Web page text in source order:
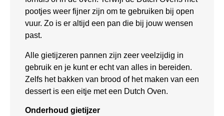
pootjes weer fijner zijn om te gebruiken bij open
vuur. Zo is er altijd een pan die bij jouw wensen
past.
Alle gietijzeren pannen zijn zeer veelzijdig in
gebruik en je kunt er echt van alles in bereiden.
Zelfs het bakken van brood of het maken van een
dessert is een eitje met een Dutch Oven.
Onderhoud gietijzer